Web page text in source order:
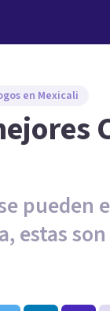
en Mexicali
pueden
estas